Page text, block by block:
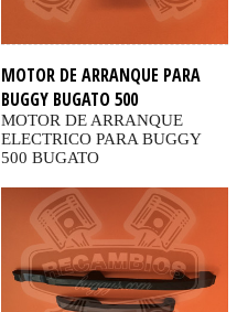
MOTOR DE ARRANQUE PARA
BUGGY BUGATO 500
MOTOR DE ARRANQUE
ELECTRICO PARA BUGGY
500 BUGATO